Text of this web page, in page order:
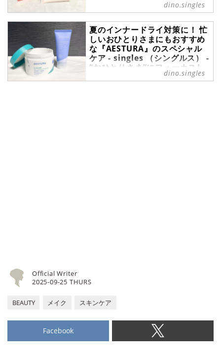
ーズ）」のUVケア3アイテム。紫外
ためになる成分がぎゅっと詰まった
注目アイテムを実際に使ってみたの
で、それぞれの魅力をレポートしま
す。
冬は乾燥が気になるけど、どんな対
局後回しに……という方も多いので
はないでしょうか。かくいう筆者
も、そのタイプ。まずはスキンケア
から見直してみようということで、
今回は引き算発想のシンプルスキン
ケアブランド『ラフラ』のスキンケ
dino.singles
夏のインナードライ対策に！ 忙
しいおひとりさまにもおすすめ
な『AESTURA』のスペシャル
ケア - singles （シングルス） -
“おひとりさま”にフォーカスし
dino.singles
2025-09-25 THURS
Official Writer
BEAUTY メイク スキンケア
Facebook